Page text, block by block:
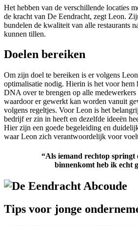
Het hebben van de verschillende locaties
de kracht van De Eendracht, zegt Leon.
bundelen de kwaliteit van alle restaurants
kunnen tillen.
Doelen bereiken
Om zijn doel te bereiken is er volgens
optimalisatie nodig. Hierin is het voor hem
DNA over te brengen op alle medewerkers
waardoor er gewerkt kan worden vanuit
volgens regeltjes. Voor Leon is het
bedrijf er zin in heeft en dezelfde ideeën
Hier zijn een goede begeleiding en
waar Leon zich verantwoordelijk voor
“Als iemand rechtop springt
binnenkomt heb ik echt
Tips voor jonge